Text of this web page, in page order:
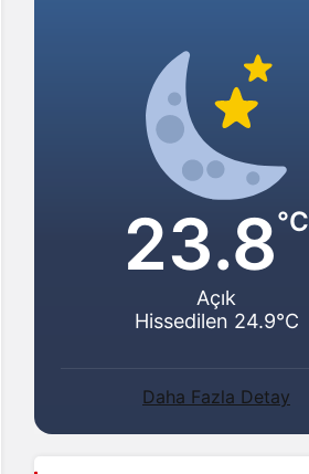
23.8°C
Açık
Hissedilen 24.9°C
Daha Fazla Detay